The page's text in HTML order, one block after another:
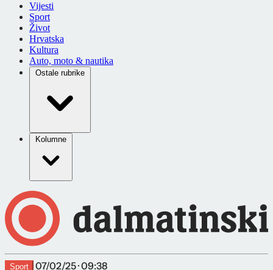
Vijesti
Sport
Život
Hrvatska
Kultura
Auto, moto & nautika
Ostale rubrike
Kolumne
Sport 07/02/25 · 09:38